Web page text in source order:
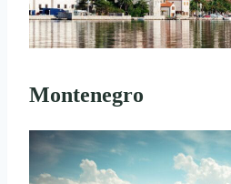
Montenegro